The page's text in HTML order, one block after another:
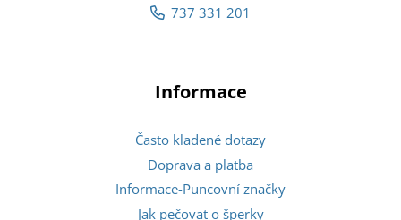
737 331 201
Informace
Často kladené dotazy
Doprava a platba
Informace-Puncovní značky
Jak pečovat o šperky